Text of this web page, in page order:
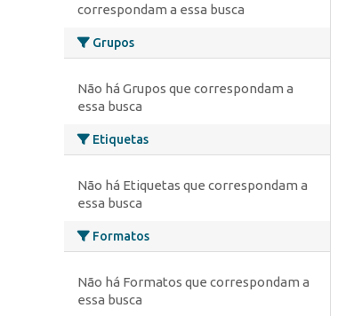
correspondam a essa busca
Grupos
Não há Grupos que correspondam a
essa busca
Etiquetas
Não há Etiquetas que correspondam a
essa busca
Formatos
Não há Formatos que correspondam a
essa busca